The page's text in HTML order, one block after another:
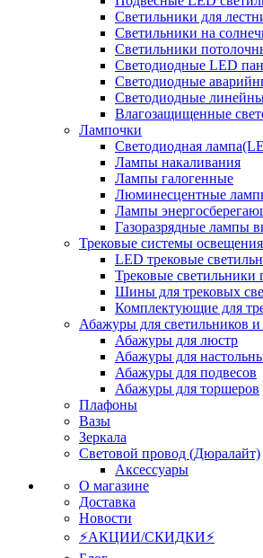
Светильники для
Светильники на
Светильники
Светодиодные LED
Светодиодные
Светодиодные
Влагозащищенные
Лампочки
Светодиодная
Лампы накаливания
Лампы галогенные
Люминесцентные
Лампы
Газоразрядные лампы
Трековые системы освещения
LED трековые
Трековые
Шины для трековых
Комплектующие для
Абажуры для светильников
Абажуры для люстр
Абажуры для
Абажуры для подвесов
Абажуры для торшеров
Плафоны
Вазы
Зеркала
Световой провод (Дюралайт)
Аксессуары
О магазине
Доставка
Новости
⚡АКЦИИ/СКИДКИ⚡